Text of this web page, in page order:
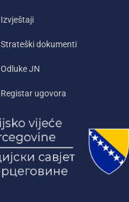
Izvještaji
Strateški dokumenti
Odluke JN
Registar ugovora